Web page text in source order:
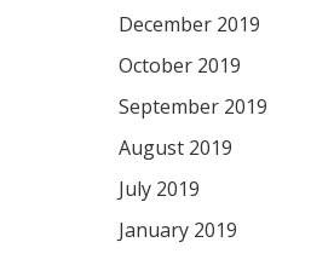
December 2019
October 2019
September 2019
August 2019
July 2019
January 2019